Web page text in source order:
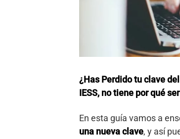
¿Has Perdido tu clave del
IESS, no tiene por qué
En esta guía vamos a
una nueva clave, y así